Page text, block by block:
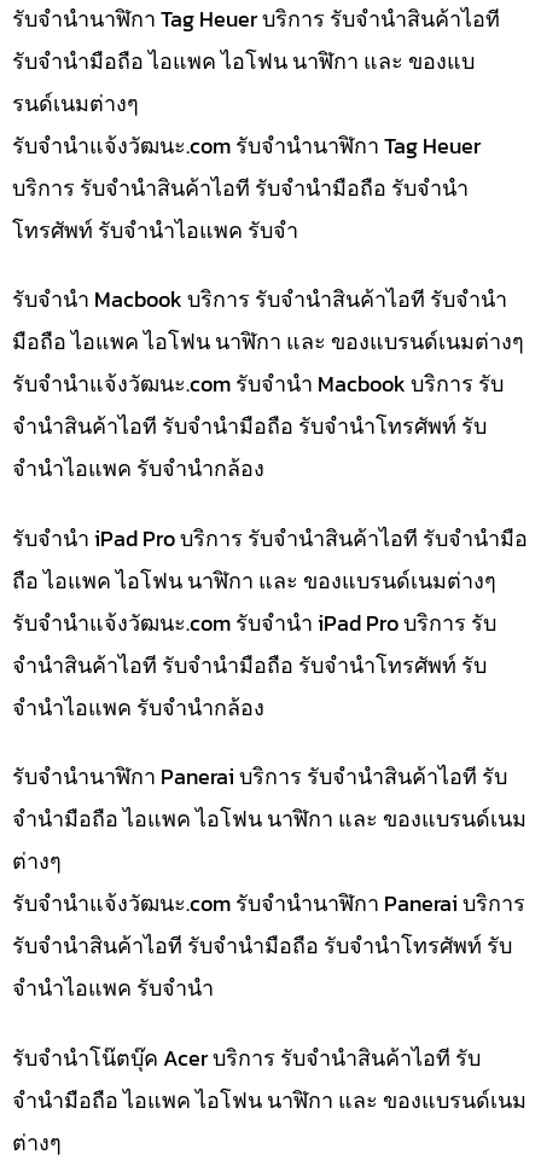
รับจำนำนาฬิกา Tag Heuer บริการ รับจำนำสินค้าไอที
รับจำนำมือถือ ไอแพค ไอโฟน นาฬิกา และ ของแบ
รนด์เนมต่างๆ
รับจํานําแจ้งวัฒนะ.com รับจำนำนาฬิกา Tag Heuer
บริการ รับจำนำสินค้าไอที รับจำนำมือถือ รับจำนำ
โทรศัพท์ รับจำนำไอแพค รับจำ
รับจำนำ Macbook บริการ รับจำนำสินค้าไอที รับจำนำ
มือถือ ไอแพค ไอโฟน นาฬิกา และ ของแบรนด์เนมต่างๆ
รับจํานําแจ้งวัฒนะ.com รับจำนำ Macbook บริการ รับ
จำนำสินค้าไอที รับจำนำมือถือ รับจำนำโทรศัพท์ รับ
จำนำไอแพค รับจำนำกล้อง
รับจำนำ iPad Pro บริการ รับจำนำสินค้าไอที รับจำนำมือ
ถือ ไอแพค ไอโฟน นาฬิกา และ ของแบรนด์เนมต่างๆ
รับจํานําแจ้งวัฒนะ.com รับจำนำ iPad Pro บริการ รับ
จำนำสินค้าไอที รับจำนำมือถือ รับจำนำโทรศัพท์ รับ
จำนำไอแพค รับจำนำกล้อง
รับจำนำนาฬิกา Panerai บริการ รับจำนำสินค้าไอที รับ
จำนำมือถือ ไอแพค ไอโฟน นาฬิกา และ ของแบรนด์เนม
ต่างๆ
รับจํานําแจ้งวัฒนะ.com รับจำนำนาฬิกา Panerai บริการ
รับจำนำสินค้าไอที รับจำนำมือถือ รับจำนำโทรศัพท์ รับ
จำนำไอแพค รับจำนำ
รับจำนำโน๊ตบุ๊ค Acer บริการ รับจำนำสินค้าไอที รับ
จำนำมือถือ ไอแพค ไอโฟน นาฬิกา และ ของแบรนด์เนม
ต่างๆ